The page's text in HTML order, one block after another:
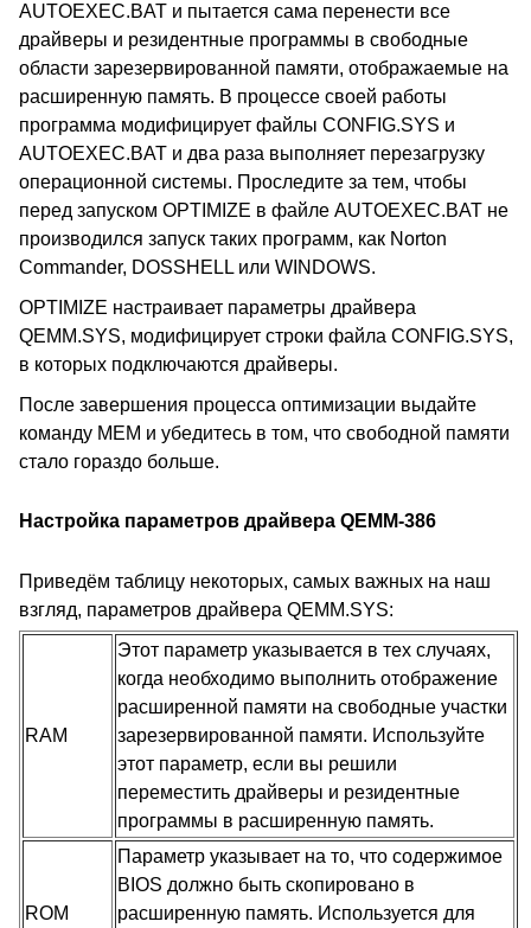
AUTOEXEC.BAT и пытается сама перенести все
драйверы и резидентные программы в свободные
области зарезервированной памяти, отображаемые на
расширенную память. В процессе своей работы
программа модифицирует файлы CONFIG.SYS и
AUTOEXEC.BAT и два раза выполняет перезагрузку
операционной системы. Проследите за тем, чтобы
перед запуском OPTIMIZE в файле AUTOEXEC.BAT не
производился запуск таких программ, как Norton
Commander, DOSSHELL или WINDOWS.
OPTIMIZE настраивает параметры драйвера
QEMM.SYS, модифицирует строки файла CONFIG.SYS,
в которых подключаются драйверы.
После завершения процесса оптимизации выдайте
команду MEM и убедитесь в том, что свободной памяти
стало гораздо больше.
Настройка параметров драйвера QEMM-386
Приведём таблицу некоторых, самых важных на наш
взгляд, параметров драйвера QEMM.SYS:
RAM
Этот параметр указывается в тех случаях,
когда необходимо выполнить отображение
расширенной памяти на свободные участки
зарезервированной памяти. Используйте
этот параметр, если вы решили
переместить драйверы и резидентные
программы в расширенную память.
ROM
Параметр указывает на то, что содержимое
BIOS должно быть скопировано в
расширенную память. Используется для